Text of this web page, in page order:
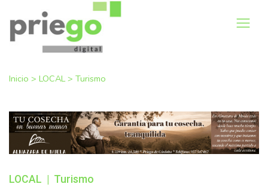
Inicio > LOCAL > Turismo
LOCAL Turismo